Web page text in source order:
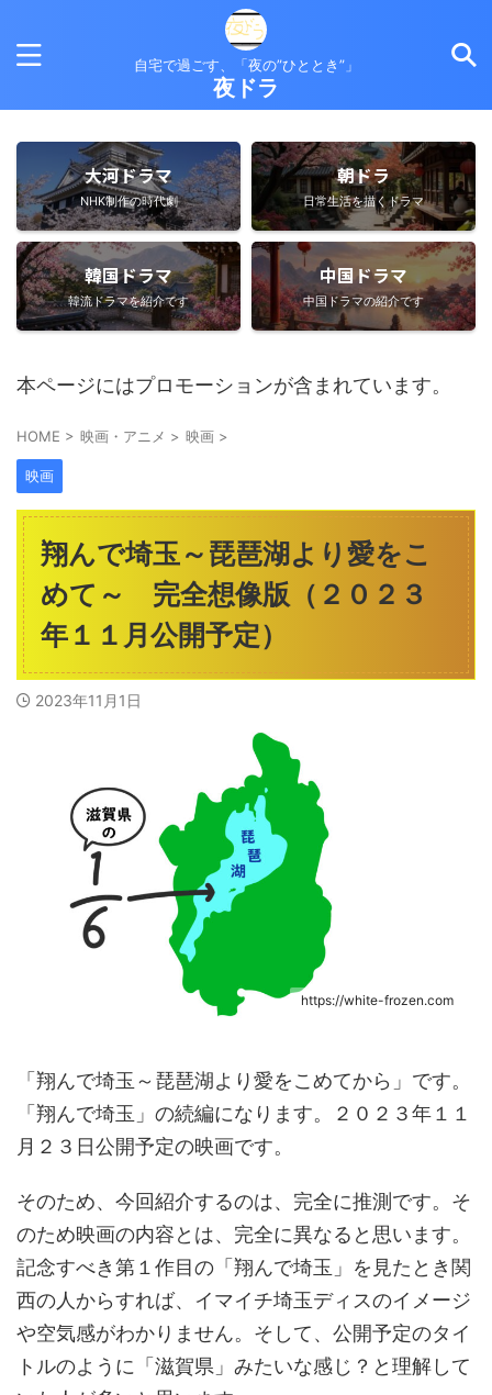
自宅で過ごす、「夜の”ひととき”」
夜ドラ
大河ドラマ
NHK制作の時代劇
朝ドラ
日常生活を描くドラマ
韓国ドラマ
韓流ドラマを紹介です
中国ドラマ
中国ドラマの紹介です
本ページにはプロモーションが含まれています。
HOME > 映画・アニメ > 映画 >
映画
翔んで埼玉～琵琶湖より愛をこ
めて～ 完全想像版（２０２３
年１１月公開予定）
2023年11月1日
https://white-frozen.com
「翔んで埼玉～琵琶湖より愛をこめてから」 です。
「翔んで埼玉」の続編になります。２０２３年１１
月２３日公開予定の映画です。
そのため、今回紹介するのは、完全に推測です。そ
のため映画の内容とは、完全に異なると思います。
記念すべき第１作目の「翔んで埼玉」を見たとき関
西の人からすれば、イマイチ埼玉ディスのイメージ
や空気感がわかりません。そして、公開予定のタイ
トルのように「滋賀県」みたいな感じ？と理解して